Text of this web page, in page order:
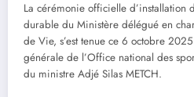
La cérémonie officielle d’installation
durable du Ministère délégué en
de Vie, s’est tenue ce 6 octobre
générale de l’Office national des
du ministre Adjé Silas METCH.